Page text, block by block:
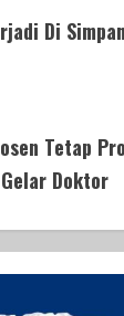
Di
Tetap
Doktor